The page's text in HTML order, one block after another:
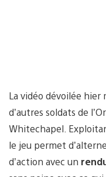
La vidéo dévoilée
d’autres soldats de
Whitechapel.
le jeu permet
d’action avec un